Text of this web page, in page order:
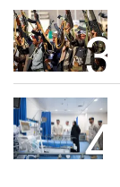
3
4